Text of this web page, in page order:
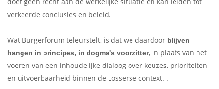
verkeerde conclusies en beleid.
Wat Burgerforum teleurstelt, is dat we daardoor blijven
hangen in principes, in dogma's voorzitter, in plaats van het
voeren van een inhoudelijke dialoog over keuzes, prioriteiten
en uitvoerbaarheid binnen de Losserse context. .